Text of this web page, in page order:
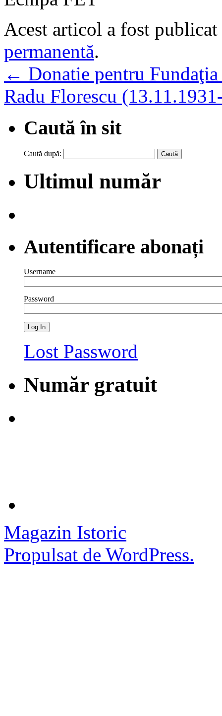
Acest articol a fost
permanentă.
← Donatie pentru
Radu Florescu
Caută în sit
Caută după:
Ultimul număr
Autentificare abonați
Username
Password
Lost Password
Număr gratuit
Magazin Istoric
Propulsat de WordPress.